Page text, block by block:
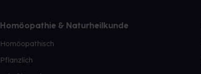
Homöopathie & Naturheilkunde
Homöopathisch
Pflanzlich